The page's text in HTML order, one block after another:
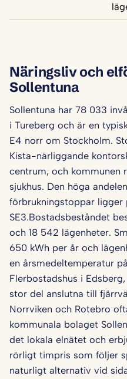
Näringsliv och
Sollentuna
Sollentuna har 78 033
i Tureberg och är en
E4 norr om Stockholm.
Kista-närliggande
centrum, och kommunen
sjukhus. Den höga
förbrukningstoppar ligger
SE3.Bostadsbeståndet
och 18 542 lägenheter.
650 kWh per år och
en årsmedeltemperatur
Flerbostadshus i
stor del anslutna till
Norrviken och Rotebro
kommunala bolaget
det lokala elnätet och
rörligt timpris som följer
naturligt alternativ vid